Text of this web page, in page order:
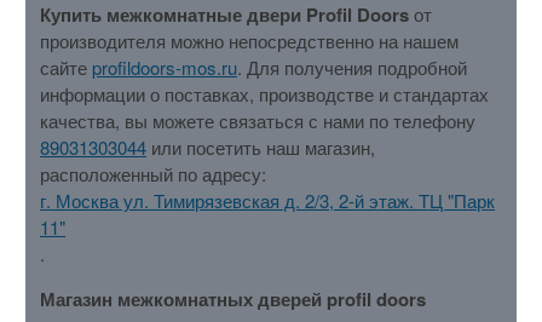
Купить межкомнатные двери Profil Doorsот
производителя можно непосредственно на нашем
сайте profildoors-mos.ru. Для получения подробной
информации о поставках, производстве и стандартах
качества, вы можете связаться с нами по телефону
89031303044 или посетить наш магазин,
расположенный по адресу:
г. Москва ул. Тимирязевская д. 2/3, 2-й этаж. ТЦ "Парк
11"
.
Магазин межкомнатных дверей profil doors